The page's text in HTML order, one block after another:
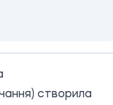
створила